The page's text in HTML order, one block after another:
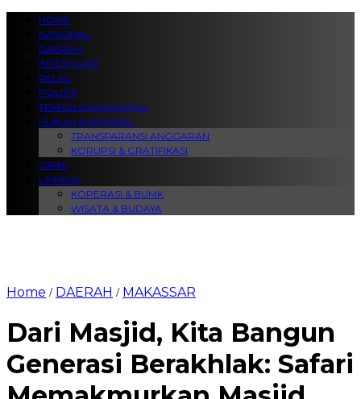
HOME
NASIONAL
DAERAH
INVESTIGASI
RELIGI
POLITIK
TEKNOLOGI & DIGITAL
HUKUM & KRIMINAL
TRANSPARANSI ANGGARAN
KORUPSI & GRATIFIKASI
OPINI
LAINNYA
KOPERASI & BUMK
WISATA & BUDAYA
Home / DAERAH / MAKASSAR
Dari Masjid, Kita Bangun
Generasi Berakhlak: Safari